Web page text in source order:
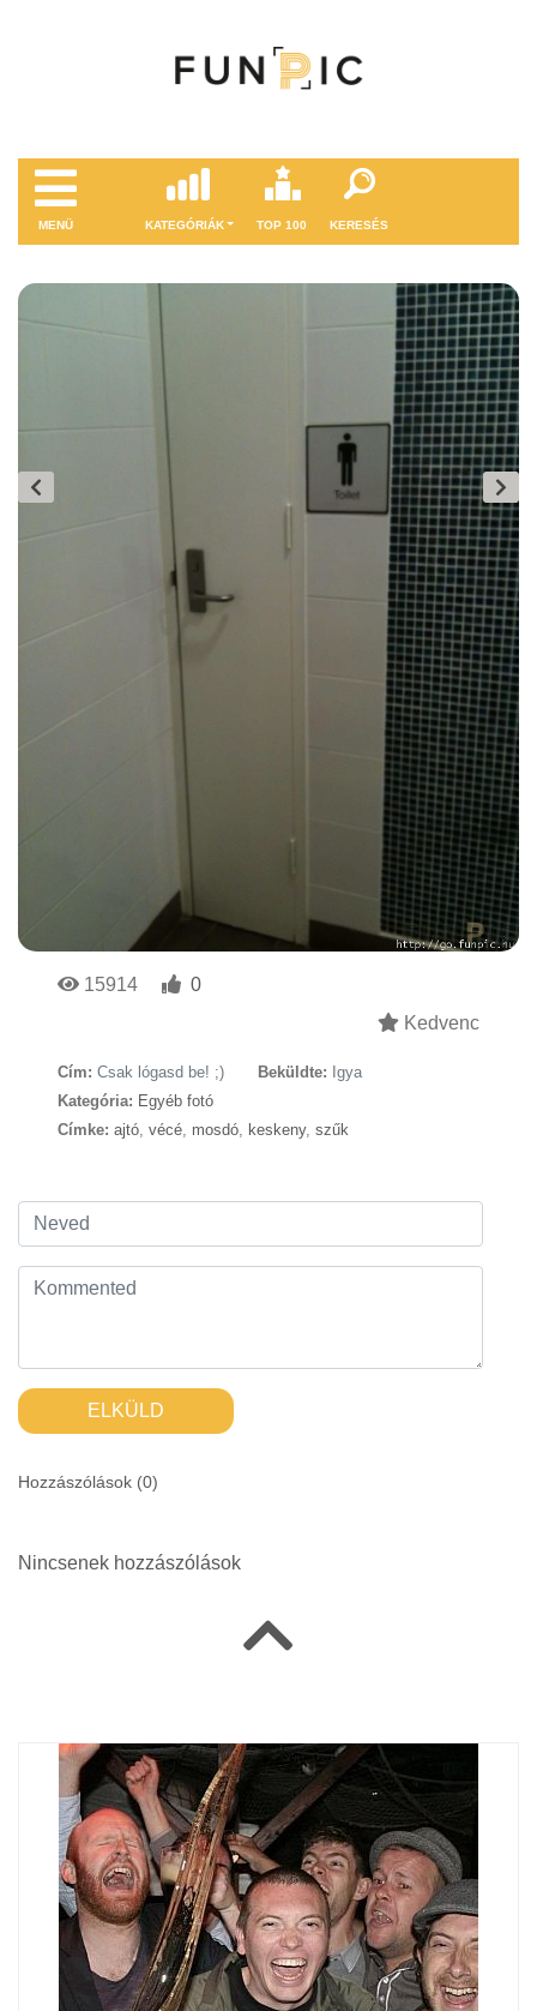
MENÜ KATEGÓRIÁK TOP 100 KERESÉS
15914
0
Kedvenc
Cím: Csak lógasd be! ;) Beküldte: Igya
Kategória: Egyéb fotó
Címke: ajtó, vécé, mosdó, keskeny, szűk
ELKÜLD
Hozzászólások (0)
Nincsenek hozzászólások